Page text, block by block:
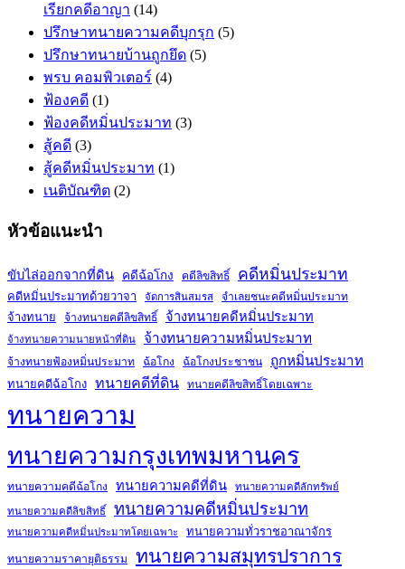
เรียกคดีอาญา (14)
ปรึกษาทนายความคดีบุกรุก (5)
ปรึกษาทนายบ้านถูกยึด (5)
พรบ คอมพิวเตอร์ (4)
ฟ้องคดี (1)
ฟ้องคดีหมิ่นประมาท (3)
สู้คดี (3)
สู้คดีหมิ่นประมาท (1)
เนติบัณฑิต (2)
หัวข้อแนะนำ
ขับไล่ออกจากที่ดิน คดีฉ้อโกง คดีลิขสิทธิ์ คดีหมิ่นประมาท
คดีหมิ่นประมาทด้วยวาจา จัดการสินสมรส จำเลยชนะคดีหมิ่นประมาท
จ้างทนาย จ้างทนายคดีลิขสิทธิ์ จ้างทนายคดีหมิ่นประมาท
จ้างทนายความนายหน้าที่ดิน จ้างทนายความหมิ่นประมาท
จ้างทนายฟ้องหมิ่นประมาท ฉ้อโกง ฉ้อโกงประชาชน ถูกหมิ่นประมาท
ทนายคดีฉ้อโกง ทนายคดีที่ดิน ทนายคดีลิขสิทธิ์โดยเฉพาะ
ทนายความ
ทนายความกรุงเทพมหานคร
ทนายความคดีฉ้อโกง ทนายความคดีที่ดิน ทนายความคดีลักทรัพย์
ทนายความคดีลิขสิทธิ์ ทนายความคดีหมิ่นประมาท
ทนายความคดีหมิ่นประมาทโดยเฉพาะ ทนายความทั่วราชอาณาจักร
ทนายความราคายุติธรรม ทนายความสมุทรปราการ